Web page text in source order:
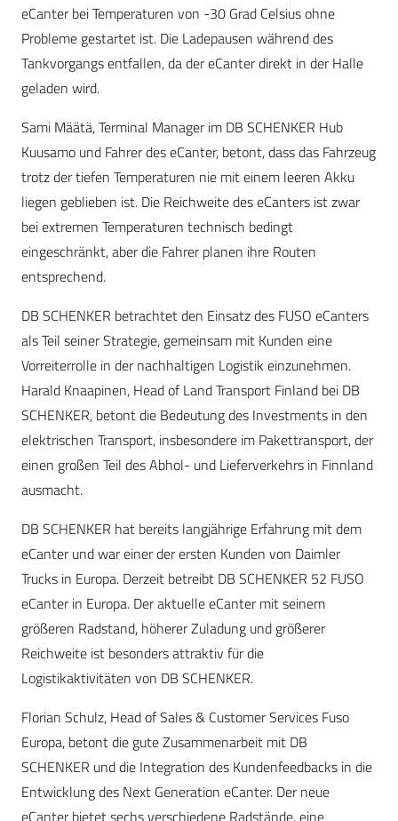
eCanter bei Temperaturen von -30 Grad Celsius ohne
Probleme gestartet ist. Die Ladepausen während des
Tankvorgangs entfallen, da der eCanter direkt in der Halle
geladen wird.
Sami Määtä, Terminal Manager im DB SCHENKER Hub
Kuusamo und Fahrer des eCanter, betont, dass das Fahrzeug
trotz der tiefen Temperaturen nie mit einem leeren Akku
liegen geblieben ist. Die Reichweite des eCanters ist zwar
bei extremen Temperaturen technisch bedingt
eingeschränkt, aber die Fahrer planen ihre Routen
entsprechend.
DB SCHENKER betrachtet den Einsatz des FUSO eCanters
als Teil seiner Strategie, gemeinsam mit Kunden eine
Vorreiterrolle in der nachhaltigen Logistik einzunehmen.
Harald Knaapinen, Head of Land Transport Finland bei DB
SCHENKER, betont die Bedeutung des Investments in den
elektrischen Transport, insbesondere im Pakettransport, der
einen großen Teil des Abhol- und Lieferverkehrs in Finnland
ausmacht.
DB SCHENKER hat bereits langjährige Erfahrung mit dem
eCanter und war einer der ersten Kunden von Daimler
Trucks in Europa. Derzeit betreibt DB SCHENKER 52 FUSO
eCanter in Europa. Der aktuelle eCanter mit seinem
größeren Radstand, höherer Zuladung und größerer
Reichweite ist besonders attraktiv für die
Logistikaktivitäten von DB SCHENKER.
Florian Schulz, Head of Sales & Customer Services Fuso
Europa, betont die gute Zusammenarbeit mit DB
SCHENKER und die Integration des Kundenfeedbacks in die
Entwicklung des Next Generation eCanter. Der neue
eCanter bietet sechs verschiedene Radstände, eine